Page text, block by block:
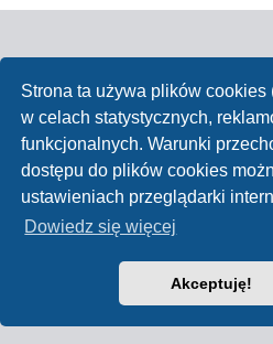
Strona ta używa plików cookies
w celach statystycznych,
funkcjonalnych. Warunki
dostępu do plików cookies
ustawieniach przeglądarki
Dowiedz się więcej
Akceptuję!